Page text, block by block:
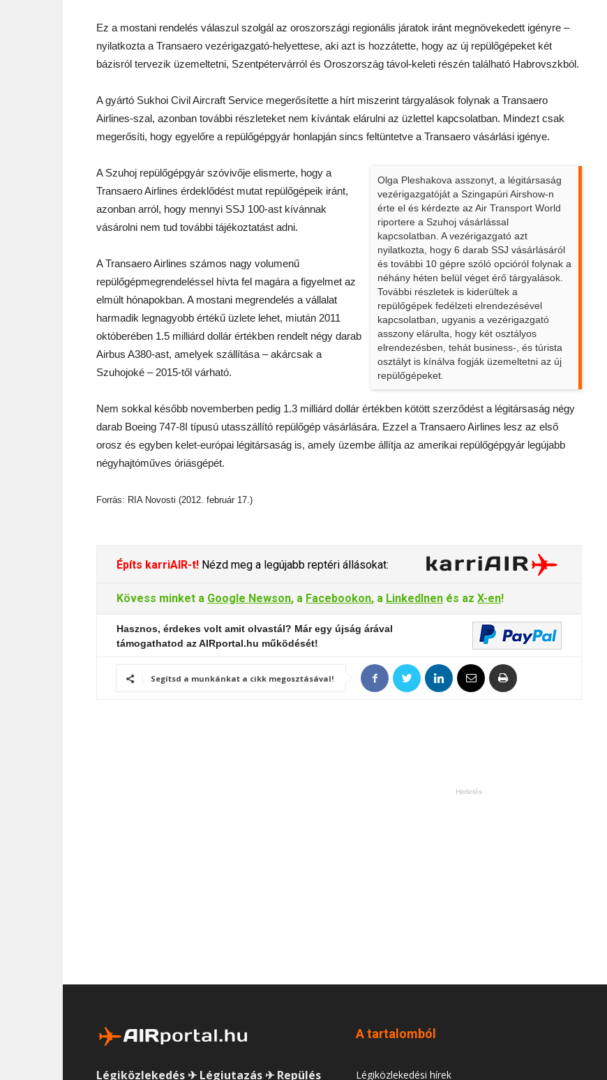
Ez a mostani rendelés válaszul szolgál az oroszországi regionális járatok iránt megnövekedett igényre –
nyilatkozta a Transaero vezérigazgató-helyettese, aki azt is hozzátette, hogy az új repülőgépeket két
bázisról tervezik üzemeltetni, Szentpétervárról és Oroszország távol-keleti részén található Habrovszkból.
A gyártó Sukhoi Civil Aircraft Service megerősítette a hírt miszerint tárgyalások folynak a Transaero
Airlines-szal, azonban további részleteket nem kívántak elárulni az üzlettel kapcsolatban. Mindezt csak
megerősíti, hogy egyelőre a repülőgépgyár honlapján sincs feltüntetve a Transaero vásárlási igénye.
Olga Pleshakova asszonyt, a légitársaság
vezérigazgatóját a Szingapúri Airshow-n
érte el és kérdezte az Air Transport World
riportere a Szuhoj vásárlással
kapcsolatban. A vezérigazgató azt
nyilatkozta, hogy 6 darab SSJ vásárlásáról
és további 10 gépre szóló opcióról folynak a
néhány héten belül véget érő tárgyalások.
További részletek is kiderültek a
repülőgépek fedélzeti elrendezésével
kapcsolatban, ugyanis a vezérigazgató
asszony elárulta, hogy két osztályos
elrendezésben, tehát business-, és túrista
osztályt is kínálva fogják üzemeltetni az új
repülőgépeket.
A Szuhoj repülőgépgyár szóvivője elismerte, hogy a
Transaero Airlines érdeklődést mutat repülőgépeik iránt,
azonban arról, hogy mennyi SSJ 100-ast kívánnak
vásárolni nem tud további tájékoztatást adni.
A Transaero Airlines számos nagy volumenű
repülőgépmegrendeléssel hívta fel magára a figyelmet az
elmúlt hónapokban. A mostani megrendelés a vállalat
harmadik legnagyobb értékű üzlete lehet, miután 2011
októberében 1.5 milliárd dollár értékben rendelt négy darab
Airbus A380-ast, amelyek szállítása – akárcsak a
Szuhojoké – 2015-től várható.
Nem sokkal később novemberben pedig 1.3 milliárd dollár értékben kötött szerződést a légitársaság négy
darab Boeing 747-8I típusú utasszállító repülőgép vásárlására. Ezzel a Transaero Airlines lesz az első
orosz és egyben kelet-európai légitársaság is, amely üzembe állítja az amerikai repülőgépgyár legújabb
négyhajtóműves óriásgépét.
Forrás: RIA Novosti (2012. február 17.)
Építs karriAIR-t! Nézd meg a legújabb reptéri állásokat:
Kövess minket a Google Newson, a Facebookon, a LinkedInen és az X-en!
Hasznos, érdekes volt amit olvastál? Már egy újság árával
támogathatod az AIRportal.hu működését!
Segítsd a munkánkat a cikk megosztásával!
Hirdetés
Légiközlekedés ✈ Légiutazás ✈ Repülés
A tartalomból
Légiközlekedési hírek